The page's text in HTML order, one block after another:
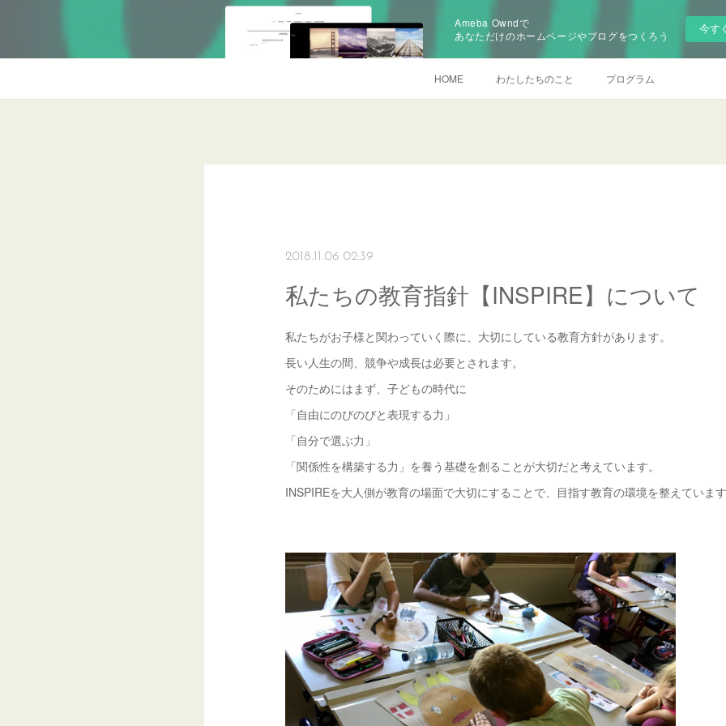
Ameba Owndで
あなただけのホームページやブログをつくろう
今す
HOME わたしたちのこと プログラム
2018.11.06 02:39
私たちの教育指針【INSPIRE】について
私たちがお子様と関わっていく際に、大切にしている教育方針があります。
長い人生の間、競争や成長は必要とされます。
そのためにはまず、子どもの時代に
「自由にのびのびと表現する力」
「自分で選ぶ力」
「関係性を構築する力」を養う基礎を創ることが大切だと考えています。
INSPIREを大人側が教育の場面で大切にすることで、目指す教育の環境を整えていま